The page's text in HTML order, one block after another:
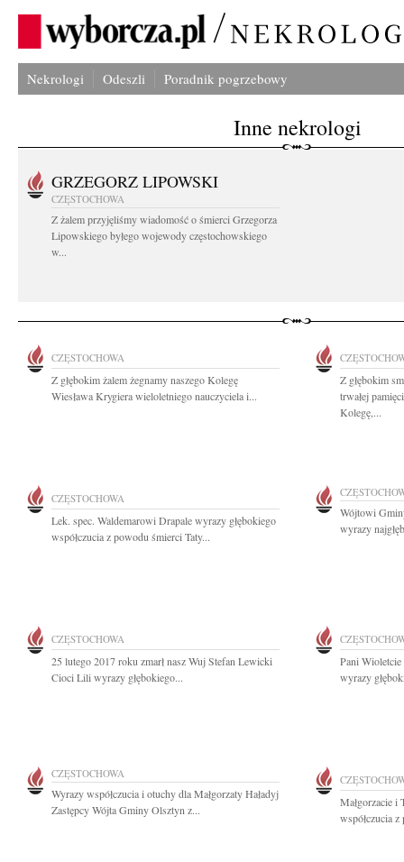
Nekrologi Odeszli Poradnik pogrzebowy
Inne nekrologi
GRZEGORZ LIPOWSKI
CZĘSTOCHOWA
Z żalem przyjęliśmy wiadomość o śmierci Grzegorza
Lipowskiego byłego wojewody częstochowskiego
w...
CZĘSTOCHOWA
Z głębokim żalem żegnamy naszego Kolegę
Wiesława Krygiera wieloletniego nauczyciela i...
Z głębokim
trwałej
Kolegę,...
CZĘSTOCHOWA
Lek. spec. Waldemarowi Drapale wyrazy głębokiego
współczucia z powodu śmierci Taty...
Wójtowi
wyrazy
CZĘSTOCHOWA
25 lutego 2017 roku zmarł nasz Wuj Stefan Lewicki
Cioci Lili wyrazy głębokiego...
Pani
wyrazy
CZĘSTOCHOWA
Wyrazy współczucia i otuchy dla Małgorzaty Haładyj
Zastępcy Wójta Gminy Olsztyn z...
Małgorzacie i
współczucia